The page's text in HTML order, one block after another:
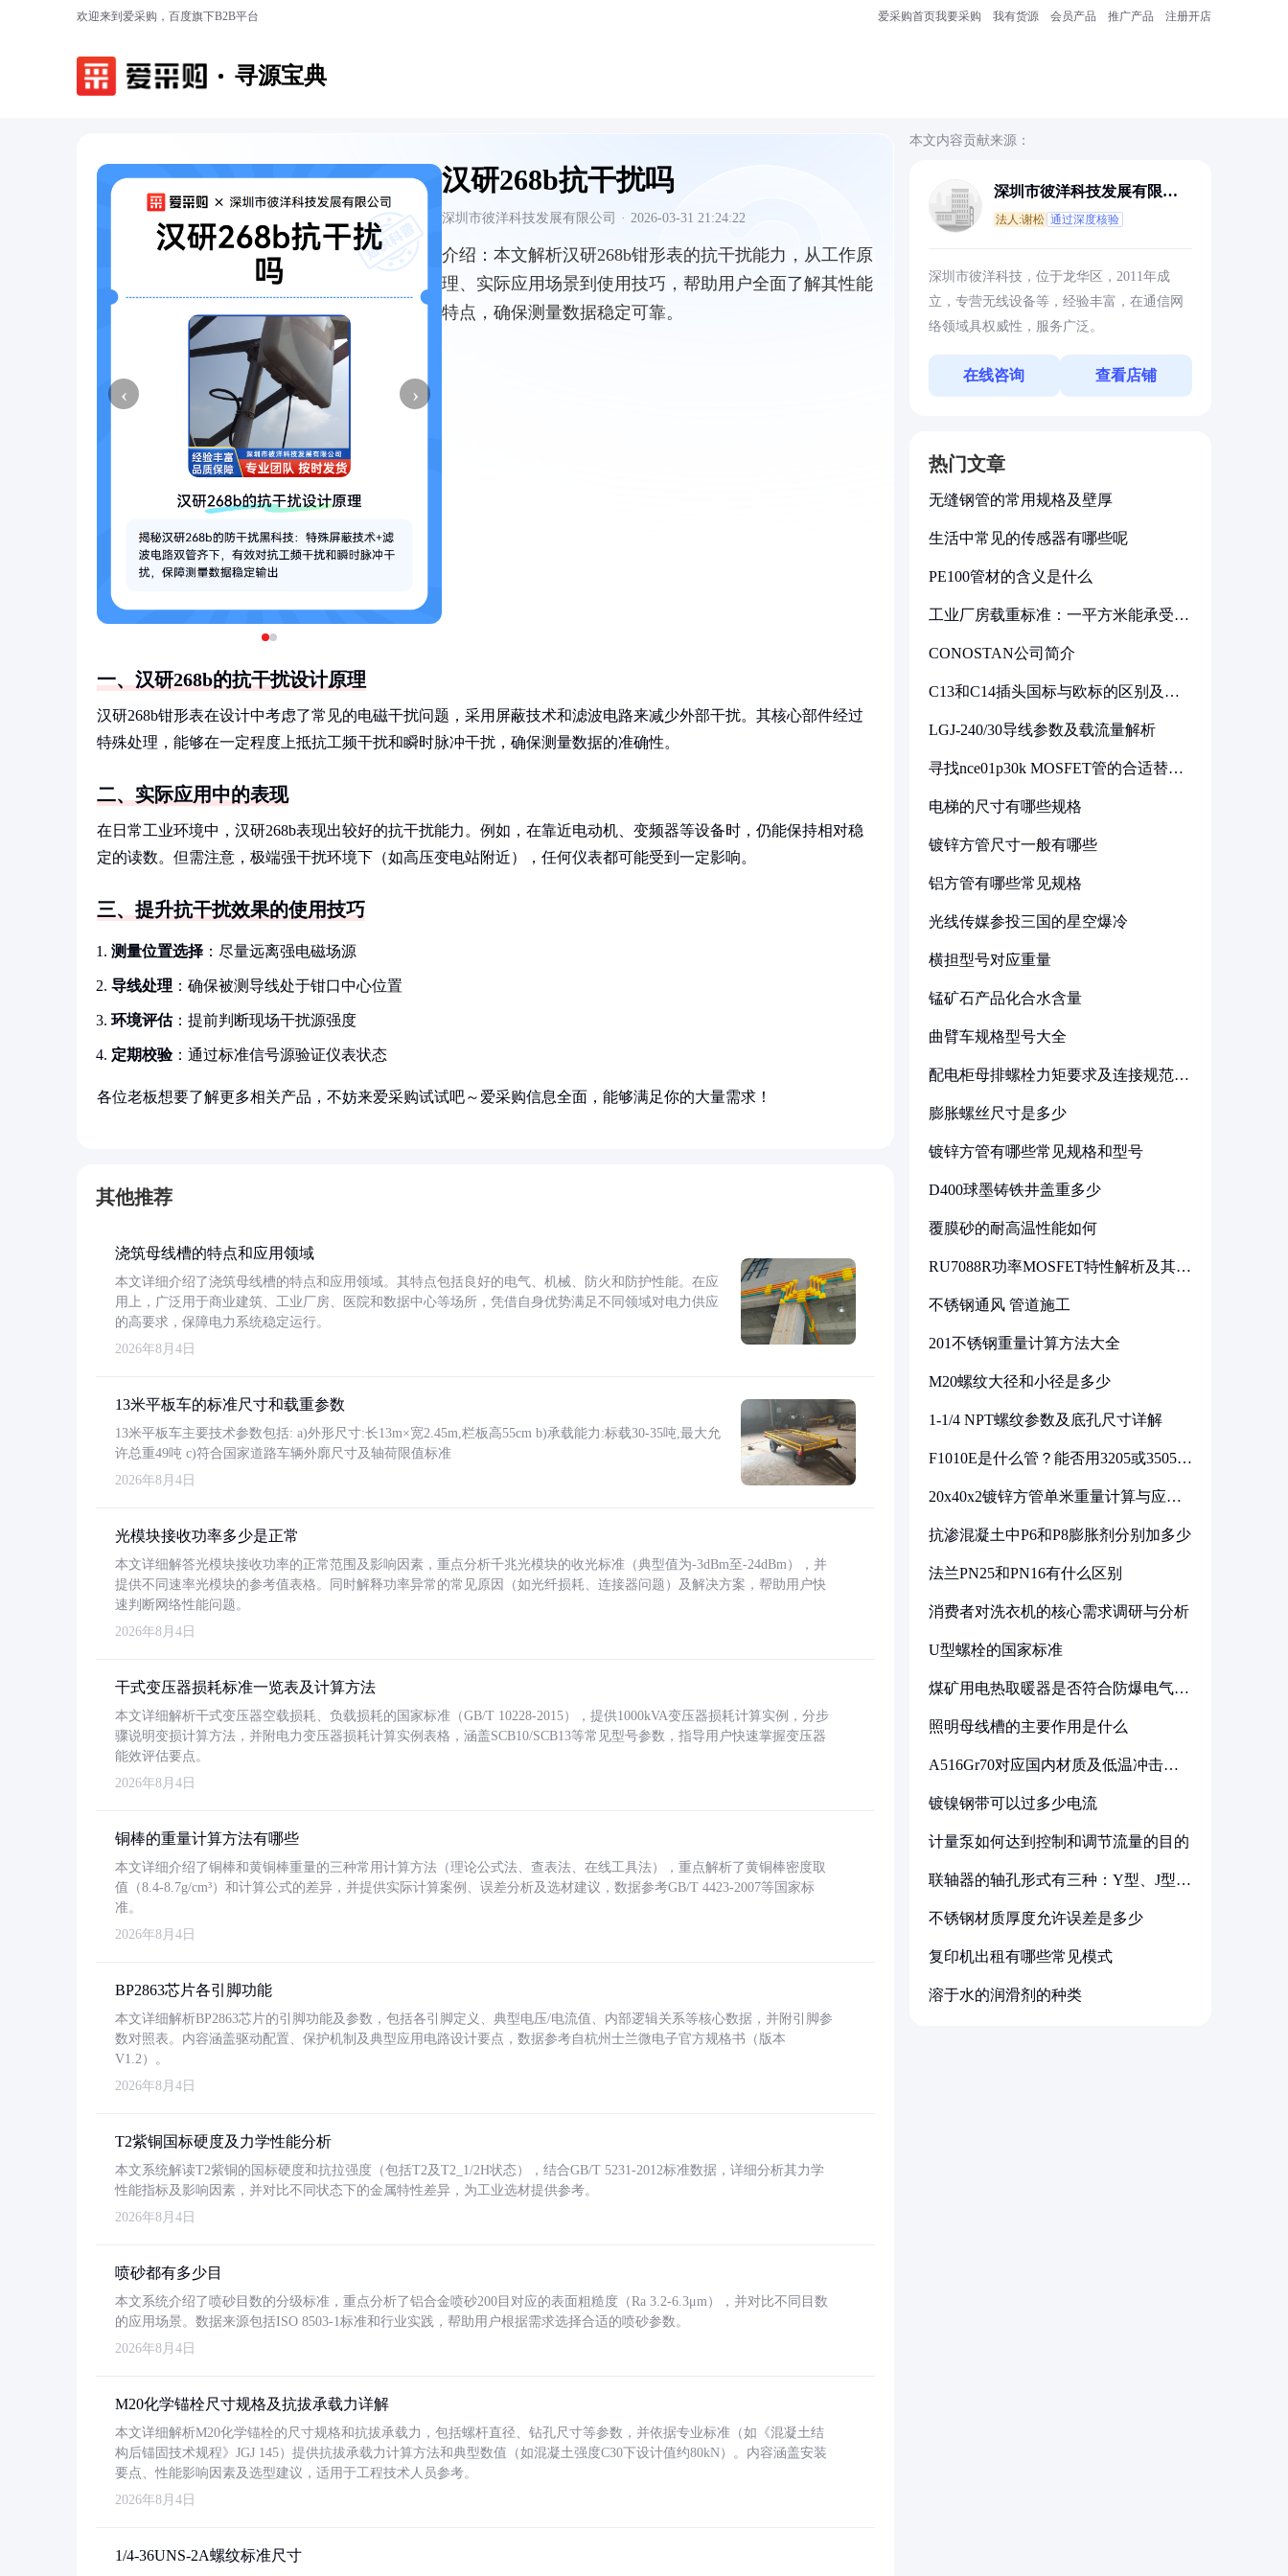
欢迎来到爱采购，百度旗下B2B平台 爱采购首页我要采购 我有货源 会员产品 推广产品 注册开店
寻源宝典
‹ ›
汉研268b抗干扰吗
深圳市彼洋科技发展有限公司 · 2026-03-31 21:24:22
介绍： 本文解析汉研268b钳形表的抗干扰能力，从工作原
理、实际应用场景到使用技巧，帮助用户全面了解其性能
特点，确保测量数据稳定可靠。
一、汉研268b的抗干扰设计原理
汉研268b钳形表在设计中考虑了常见的电磁干扰问题，采用屏蔽技术和滤波电路来减少外部干扰。其核心部件经过
特殊处理，能够在一定程度上抵抗工频干扰和瞬时脉冲干扰，确保测量数据的准确性。
二、实际应用中的表现
在日常工业环境中，汉研268b表现出较好的抗干扰能力。例如，在靠近电动机、变频器等设备时，仍能保持相对稳
定的读数。但需注意，极端强干扰环境下（如高压变电站附近），任何仪表都可能受到一定影响。
三、提升抗干扰效果的使用技巧
测量位置选择 ：尽量远离强电磁场源
导线处理 ：确保被测导线处于钳口中心位置
环境评估：提前判断现场干扰源强度
定期校验：通过标准信号源验证仪表状态
各位老板想要了解更多相关产品，不妨来爱采购试试吧～爱采购信息全面，能够满足你的大量需求！
其他推荐
浇筑母线槽的特点和应用领域
本文详细介绍了浇筑母线槽的特点和应用领域。其特点包括良好的电气、机械、防火和防护性能。在应
用上，广泛用于商业建筑、工业厂房、医院和数据中心等场所，凭借自身优势满足不同领域对电力供应
的高要求，保障电力系统稳定运行。
2026年8月4日
13米平板车的标准尺寸和载重参数
13米平板车主要技术参数包括: a)外形尺寸:长13m×宽2.45m,栏板高55cm b)承载能力:标载30-35吨,最大允
许总重49吨 c)符合国家道路车辆外廓尺寸及轴荷限值标准
2026年8月4日
光模块接收功率多少是正常
本文详细解答光模块接收功率的正常范围及影响因素，重点分析千兆光模块的收光标准（典型值为-3dBm至-24dBm），并
提供不同速率光模块的参考值表格。同时解释功率异常的常见原因（如光纤损耗、连接器问题）及解决方案，帮助用户快
速判断网络性能问题。
2026年8月4日
干式变压器损耗标准一览表及计算方法
本文详细解析干式变压器空载损耗、负载损耗的国家标准（GB/T 10228-2015），提供1000kVA变压器损耗计算实例，分步
骤说明变损计算方法，并附电力变压器损耗计算实例表格，涵盖SCB10/SCB13等常见型号参数，指导用户快速掌握变压器
能效评估要点。
2026年8月4日
铜棒的重量计算方法有哪些
本文详细介绍了铜棒和黄铜棒重量的三种常用计算方法（理论公式法、查表法、在线工具法），重点解析了黄铜棒密度取
值（8.4-8.7g/cm³）和计算公式的差异，并提供实际计算案例、误差分析及选材建议，数据参考GB/T 4423-2007等国家标
准。
2026年8月4日
BP2863芯片各引脚功能
本文详细解析BP2863芯片的引脚功能及参数，包括各引脚定义、典型电压/电流值、内部逻辑关系等核心数据，并附引脚参
数对照表。内容涵盖驱动配置、保护机制及典型应用电路设计要点，数据参考自杭州士兰微电子官方规格书（版本
V1.2）。
2026年8月4日
T2紫铜国标硬度及力学性能分析
本文系统解读T2紫铜的国标硬度和抗拉强度（包括T2及T2_1/2H状态），结合GB/T 5231-2012标准数据，详细分析其力学
性能指标及影响因素，并对比不同状态下的金属特性差异，为工业选材提供参考。
2026年8月4日
喷砂都有多少目
本文系统介绍了喷砂目数的分级标准，重点分析了铝合金喷砂200目对应的表面粗糙度（Ra 3.2-6.3μm），并对比不同目数
的应用场景。数据来源包括ISO 8503-1标准和行业实践，帮助用户根据需求选择合适的喷砂参数。
2026年8月4日
M20化学锚栓尺寸规格及抗拔承载力详解
本文详细解析M20化学锚栓的尺寸规格和抗拔承载力，包括螺杆直径、钻孔尺寸等参数，并依据专业标准（如《混凝土结
构后锚固技术规程》JGJ 145）提供抗拔承载力计算方法和典型数值（如混凝土强度C30下设计值约80kN）。内容涵盖安装
要点、性能影响因素及选型建议，适用于工程技术人员参考。
2026年8月4日
1/4-36UNS-2A螺纹标准尺寸
本文内容贡献来源：
深圳市彼洋科技发展有限公
法人:谢松 通过深度核验
深圳市彼洋科技，位于龙华区，2011年成
立，专营无线设备等，经验丰富，在通信网
络领域具权威性，服务广泛。
在线咨询 查看店铺
热门文章
无缝钢管的常用规格及壁厚
生活中常见的传感器有哪些呢
PE100管材的含义是什么
工业厂房载重标准：一平方米能承受多
CONOSTAN公司简介
C13和C14插头国标与欧标的区别及其
LGJ-240/30导线参数及载流量解析
寻找nce01p30k MOSFET管的合适替代
电梯的尺寸有哪些规格
镀锌方管尺寸一般有哪些
铝方管有哪些常见规格
光线传媒参投三国的星空爆冷
横担型号对应重量
锰矿石产品化合水含量
曲臂车规格型号大全
配电柜母排螺栓力矩要求及连接规范详
膨胀螺丝尺寸是多少
镀锌方管有哪些常见规格和型号
D400球墨铸铁井盖重多少
覆膜砂的耐高温性能如何
RU7088R功率MOSFET特性解析及其在
不锈钢通风 管道施工
201不锈钢重量计算方法大全
M20螺纹大径和小径是多少
1-1/4 NPT螺纹参数及底孔尺寸详解
F1010E是什么管？能否用3205或3505代
20x40x2镀锌方管单米重量计算与应用
抗渗混凝土中P6和P8膨胀剂分别加多少
法兰PN25和PN16有什么区别
消费者对洗衣机的核心需求调研与分析
U型螺栓的国家标准
煤矿用电热取暖器是否符合防爆电气设
照明母线槽的主要作用是什么
A516Gr70对应国内材质及低温冲击要
镀镍钢带可以过多少电流
计量泵如何达到控制和调节流量的目的
联轴器的轴孔形式有三种：Y型、J型、
不锈钢材质厚度允许误差是多少
复印机出租有哪些常见模式
溶于水的润滑剂的种类